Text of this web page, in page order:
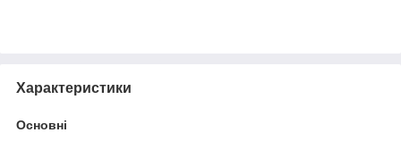
Характеристики
Основні